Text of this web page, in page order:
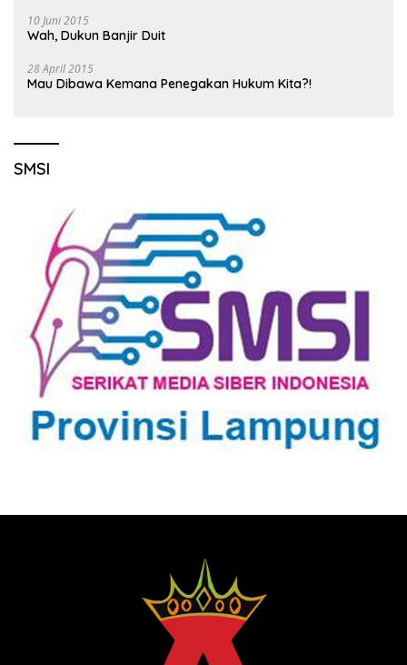
10 Juni 2015
Wah, Dukun Banjir Duit
28 April 2015
Mau Dibawa Kemana Penegakan Hukum Kita?!
SMSI